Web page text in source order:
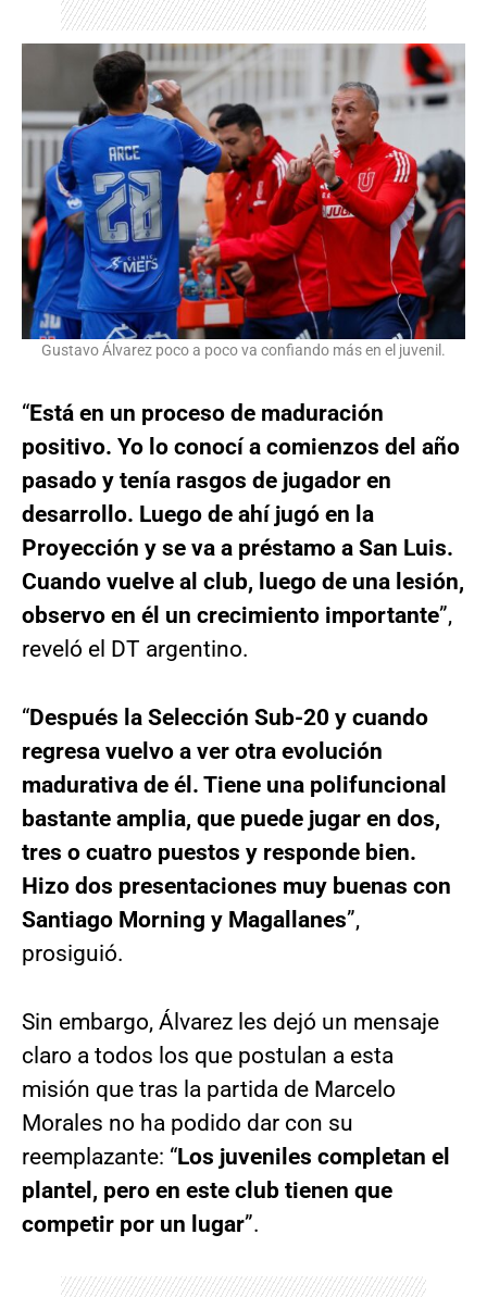
Gustavo Álvarez poco a poco va confiando más en el juvenil.
“Está en un proceso de maduración
positivo. Yo lo conocí a comienzos del año
pasado y tenía rasgos de jugador en
desarrollo. Luego de ahí jugó en la
Proyección y se va a préstamo a San Luis.
Cuando vuelve al club, luego de una lesión,
observo en él un crecimiento importante”,
reveló el DT argentino.
“Después la Selección Sub-20 y cuando
regresa vuelvo a ver otra evolución
madurativa de él. Tiene una polifuncional
bastante amplia, que puede jugar en dos,
tres o cuatro puestos y responde bien.
Hizo dos presentaciones muy buenas con
Santiago Morning y Magallanes”,
prosiguió.
Sin embargo, Álvarez les dejó un mensaje
claro a todos los que postulan a esta
misión que tras la partida de Marcelo
Morales no ha podido dar con su
reemplazante: “Los juveniles completan el
plantel, pero en este club tienen que
competir por un lugar”.